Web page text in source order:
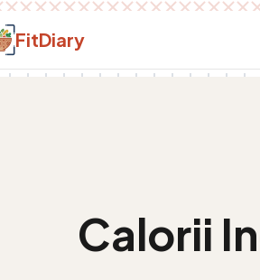
FitDiary
Calorii